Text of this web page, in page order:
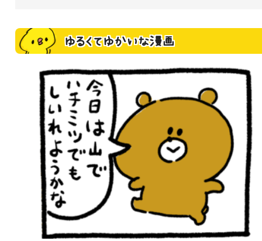
ゆるくてゆかいな漫画